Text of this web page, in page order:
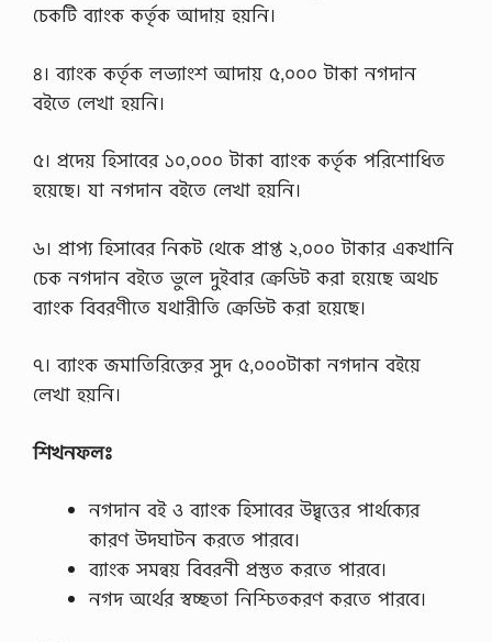
চেকটি ব্যাংক কর্তৃক আদায় হয়নি।
৪। ব্যাংক কর্তৃক লভ্যাংশ আদায় ৫,০০০ টাকা নগদান
বইতে লেখা হয়নি।
৫। প্রদেয় হিসাবের ১০,০০০ টাকা ব্যাংক কর্তৃক পরিশােধিত
হয়েছে। যা নগদান বইতে লেখা হয়নি।
৬। প্রাপ্য হিসাবের নিকট থেকে প্রাপ্ত ২,০০০ টাকার একখানি
চেক নগদান বইতে ভুলে দুইবার ক্রেডিট করা হয়েছে অথচ
ব্যাংক বিবরণীতে যথারীতি ক্রেডিট করা হয়েছে।
৭। ব্যাংক জমাতিরিক্তের সুদ ৫,০০০টাকা নগদান বইয়ে
লেখা হয়নি।
শিখনফলঃ
নগদান বই ও ব্যাংক হিসাবের উদ্বৃত্তের পার্থক্যের
কারণ উদঘাটন করতে পারবে।
ব্যাংক সমন্বয় বিবরনী প্রস্তুত করতে পারবে।
নগদ অর্থের স্বচ্ছতা নিশ্চিতকরণ করতে পারবে।